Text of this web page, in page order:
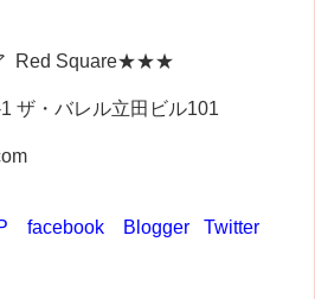
Red Square★★★
ザ・バレル立田ビル101
facebook Blogger Twitter